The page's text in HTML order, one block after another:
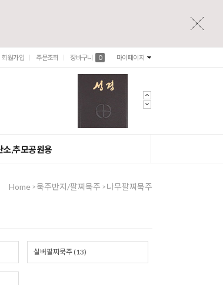
회원가입 주문조회 장바구니 0 마이페이지
소,추모공원용
Home > 묵주반지/팔찌묵주 > 나무팔찌묵주
실버팔찌묵주 (13)